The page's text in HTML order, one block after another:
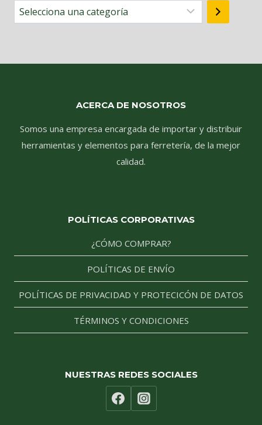
Selecciona
una
ACERCA DE NOSOTROS
Somos una empresa encargada de importar y distribuir
herramientas y elementos para ferretería, de la mejor
calidad.
POLÍTICAS CORPORATIVAS
¿CÓMO COMPRAR?
POLÍTICAS DE ENVÍO
POLÍTICAS DE PRIVACIDAD Y PROTECICÓN DE DATOS
TÉRMINOS Y CONDICIONES
NUESTRAS REDES SOCIALES